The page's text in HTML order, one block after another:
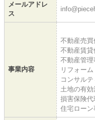
メールアドレ
ス
事業内容
不動産売買
不動産賃貸
不動産管理
リフォー
コンサル
土地の有効
損害保険代
住宅ロー